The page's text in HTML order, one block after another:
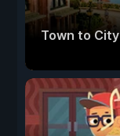
Town to City